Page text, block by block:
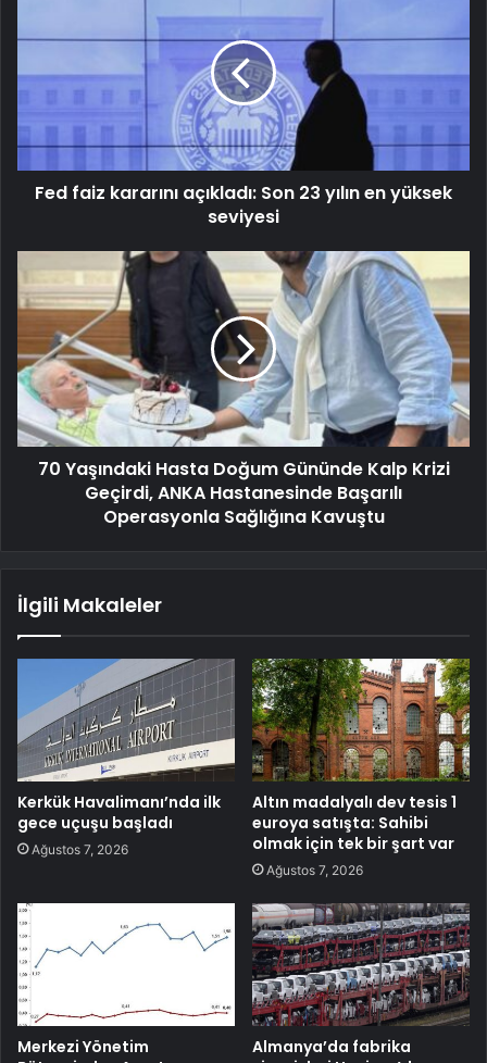
Fed faiz kararını açıkladı: Son 23 yılın en yüksek
seviyesi
70 Yaşındaki Hasta Doğum Gününde Kalp Krizi
Geçirdi, ANKA Hastanesinde Başarılı
Operasyonla Sağlığına Kavuştu
İlgili Makaleler
Kerkük Havalimanı’nda ilk
gece uçuşu başladı
Ağustos 7, 2026
Altın madalyalı dev tesis 1
euroya satışta: Sahibi
olmak için tek bir şart var
Ağustos 7, 2026
Merkezi Yönetim
Almanya’da fabrika